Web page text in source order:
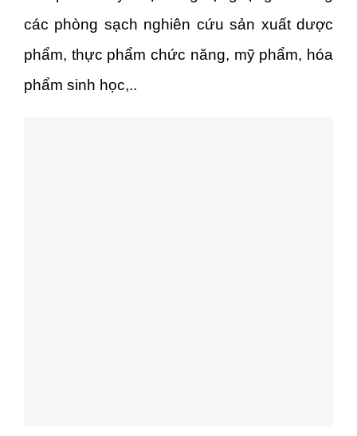
các phòng sạch nghiên cứu sản xuất dược
phẩm, thực phẩm chức năng, mỹ phẩm, hóa
phẩm sinh học,..